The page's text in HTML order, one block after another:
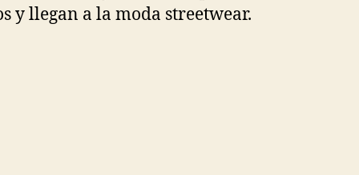
y llegan a la moda streetwear.